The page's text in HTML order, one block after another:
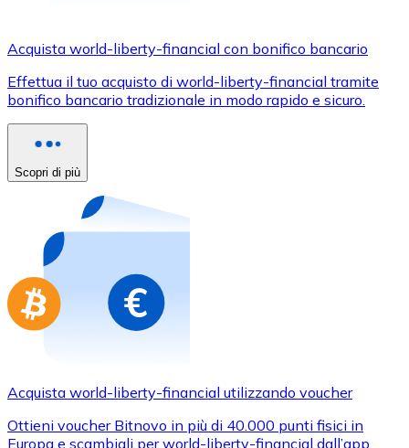
Acquista con carta
Negozio - Carte regalo
Nuovo
Vai al negozio di carte regalo
Acquista world-liberty-financial con bonifico bancario
Effettua il tuo acquisto di world-liberty-financial tramite
bonifico bancario tradizionale in modo rapido e sicuro.
Scopri di più
Acquista world-liberty-financial utilizzando voucher
Ottieni voucher Bitnovo in più di 40.000 punti fisici in
Europa e scambiali per world-liberty-financial dall’app.